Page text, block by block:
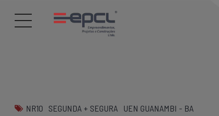
NR10 SEGUNDA + SEGURA UEN GUANAMBI - BA